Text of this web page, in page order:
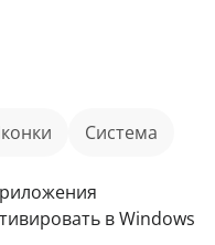
иконки Система
в Windows